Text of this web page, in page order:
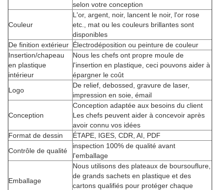
selon votre conception
Couleur
L'or, argent, noir, lancent le noir, l'or rose
etc., mat ou les couleurs brillantes sont
disponibles
De finition extérieur Électrodéposition ou peinture de couleur
Insertion/chapeau
en plastique
intérieur
Nous les chefs ont propre moule de
l'insertion en plastique, ceci pouvons aider à
épargner le coût
Logo
De relief, debossed, gravure de laser,
impression en soie, émail
Conception
Conception adaptée aux besoins du client
Les chefs peuvent aider à concevoir après
avoir connu vos idées
Format de dessin
ÉTAPE, IGES, CDR, AI, PDF
Contrôle de qualité
inspection 100% de qualité avant
l'emballage
Emballage
Nous utilisons des plateaux de boursouflure,
de grands sachets en plastique et des
cartons qualifiés pour protéger chaque